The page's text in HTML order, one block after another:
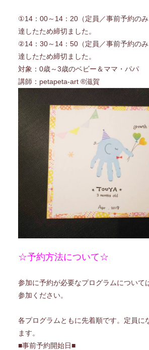
①14：00～14：20（定員／事前予約の
達したため締切ました。
②14：30～14：50（定員／事前予約の
達したため締切ました。
対象：0歳～3歳のベビー＆ママ・パパ
講師：petapeta-art ®滋賀
☆予約方法について☆
参加に予約が必要なプログラムについて
参加ください。
各プログラムともに先着順です。定員に
ます。
■事前予約開始日■